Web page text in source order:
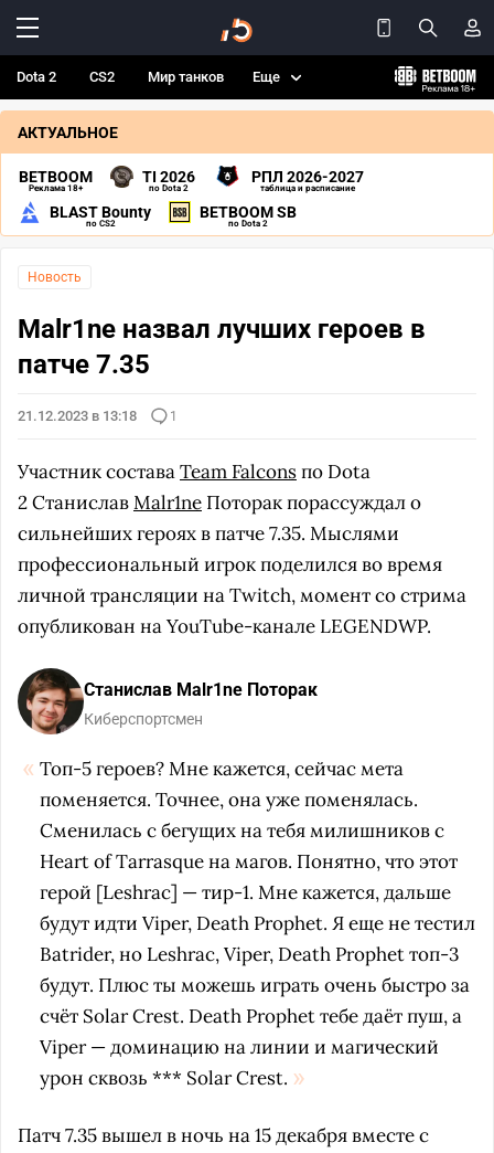
Dota 2 CS2 Мир танков Еще
АКТУАЛЬНОЕ
BETBOOM
Реклама 18+
TI 2026
по Dota 2
РПЛ 2026-2027
таблица и расписание
BLAST Bounty
по CS2
BETBOOM SB
по Dota 2
Новость
Malr1ne назвал лучших героев в
патче 7.35
21.12.2023 в 13:18 1
Участник составаTeam Falconsпо Dota
2 СтаниславMalr1ne Поторак порассуждал о
сильнейших героях в патче 7.35. Мыслями
профессиональный игрок поделился во время
личной трансляции на Twitch, момент со стрима
опубликован на YouTube-канале LEGENDWP.
Станислав Malr1ne Поторак
Киберспортсмен
Топ-5 героев? Мне кажется, сейчас мета
поменяется. Точнее, она уже поменялась.
Сменилась с бегущих на тебя милишников с
Heart of Tarrasque на магов. Понятно, что этот
герой [Leshrac] — тир-1. Мне кажется, дальше
будут идти Viper, Death Prophet. Я еще не тестил
Batrider, но Leshrac, Viper, Death Prophet топ-3
будут. Плюс ты можешь играть очень быстро за
счёт Solar Crest. Death Prophet тебе даёт пуш, а
Viper — доминацию на линии и магический
урон сквозь *** Solar Crest.
Патч 7.35 вышел в ночь на 15 декабря вместе с